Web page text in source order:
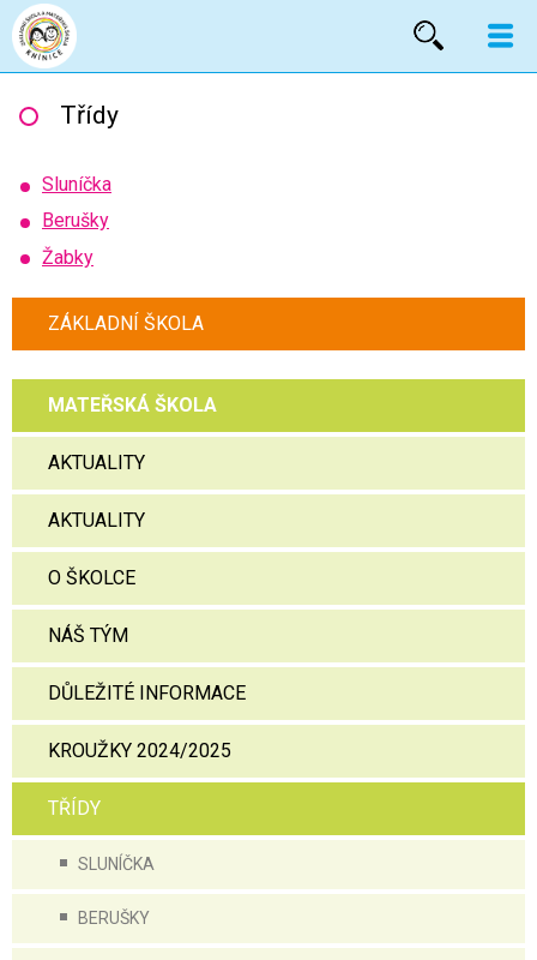
Třídy
Sluníčka
Berušky
Žabky
ZÁKLADNÍ ŠKOLA
MATEŘSKÁ ŠKOLA
AKTUALITY
AKTUALITY
O ŠKOLCE
NÁŠ TÝM
DŮLEŽITÉ INFORMACE
KROUŽKY 2024/2025
TŘÍDY
SLUNÍČKA
BERUŠKY